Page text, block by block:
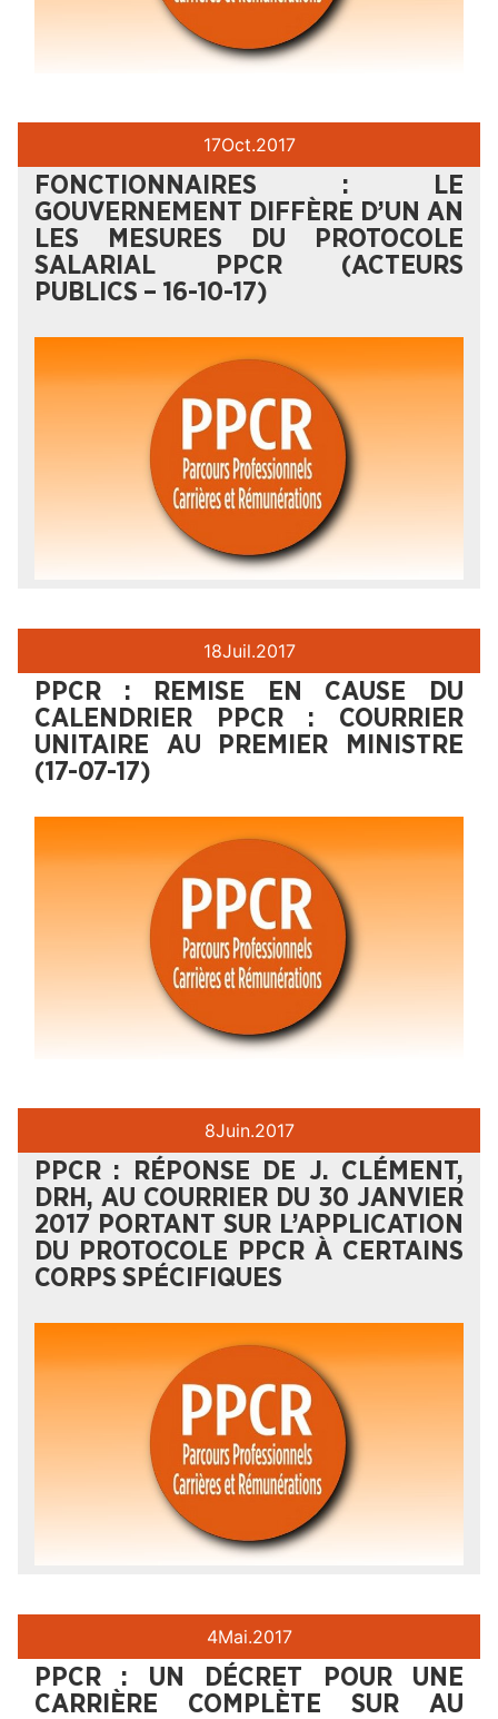
17Oct.2017
FONCTIONNAIRES : LE
GOUVERNEMENT DIFFÈRE D’UN AN
LES MESURES DU PROTOCOLE
SALARIAL PPCR (ACTEURS
PUBLICS – 16-10-17)
18Juil.2017
PPCR : REMISE EN CAUSE DU
CALENDRIER PPCR : COURRIER
UNITAIRE AU PREMIER MINISTRE
(17-07-17)
8Juin.2017
PPCR : RÉPONSE DE J. CLÉMENT,
DRH, AU COURRIER DU 30 JANVIER
2017 PORTANT SUR L’APPLICATION
DU PROTOCOLE PPCR À CERTAINS
CORPS SPÉCIFIQUES
4Mai.2017
PPCR : UN DÉCRET POUR UNE
CARRIÈRE COMPLÈTE SUR AU